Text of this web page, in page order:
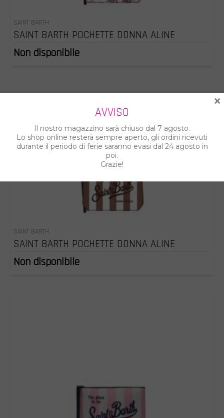
SAINT BARTH
SAINT BARTH POCHETTE DONNA ALINE
Non disponibile
SAINT BARTH
SAINT BARTH POCHETTE DONNA ALINE
Non disponibile
AVVISO
Il nostro magazzino sarà chiuso dal 7 agosto.
Lo shop online resterà sempre aperto, gli ordini ricevuti
durante il periodo di ferie saranno evasi dal 24 agosto in
poi.
Grazie!
×